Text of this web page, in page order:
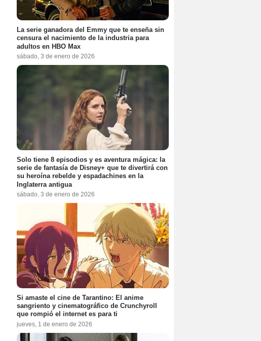
La serie ganadora del Emmy que te enseña sin
censura el nacimiento de la industria para
adultos en HBO Max
sábado, 3 de enero de 2026
Solo tiene 8 episodios y es aventura mágica: la
serie de fantasía de Disney+ que te divertirá con
su heroína rebelde y espadachines en la
Inglaterra antigua
sábado, 3 de enero de 2026
Si amaste el cine de Tarantino: El anime
sangriento y cinematográfico de Crunchyroll
que rompió el internet es para ti
jueves, 1 de enero de 2026